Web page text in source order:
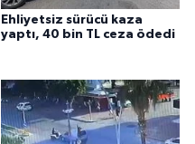
Ehliyetsiz sürücü kaza
yaptı, 40 bin TL ceza ödedi